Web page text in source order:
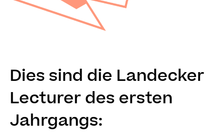
Dies sind die Landecker
Lecturer des ersten
Jahrgangs: